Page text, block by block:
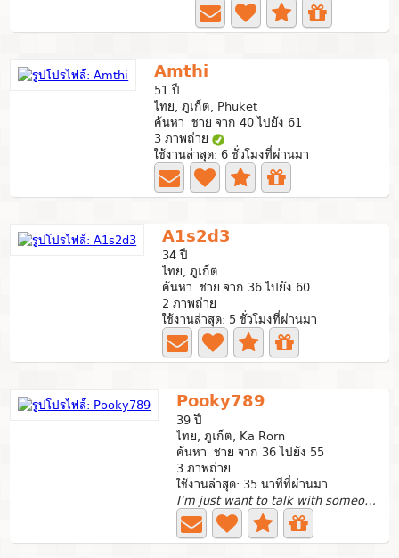
Amthi
51 ปี
ไทย, ภูเก็ต, Phuket
ค้นหา ชาย จาก 40 ไปยัง 61
3 ภาพถ่าย
ใช้งานล่าสุด: 6 ชั่วโมงที่ผ่านมา
A1s2d3
34 ปี
ไทย, ภูเก็ต
ค้นหา ชาย จาก 36 ไปยัง 60
2 ภาพถ่าย
ใช้งานล่าสุด: 5 ชั่วโมงที่ผ่านมา
Pooky789
39 ปี
ไทย, ภูเก็ต, Ka Rorn
ค้นหา ชาย จาก 36 ไปยัง 55
3 ภาพถ่าย
ใช้งานล่าสุด: 35 นาทีที่ผ่านมา
I'm just want to talk with someone living Phuket